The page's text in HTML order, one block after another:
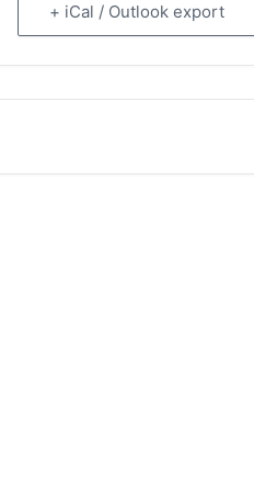
+ iCal / Outlook export